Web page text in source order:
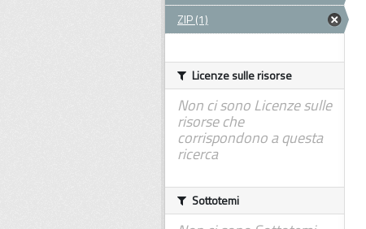
ZIP (1)
Licenze sulle risorse
Non ci sono Licenze sulle
risorse che
corrispondono a questa
ricerca
Sottotemi